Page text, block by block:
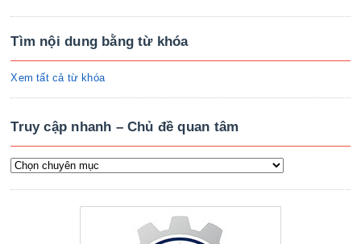
Tìm nội dung bằng từ khóa
Xem tất cả từ khóa
Truy cập nhanh – Chủ đề quan tâm